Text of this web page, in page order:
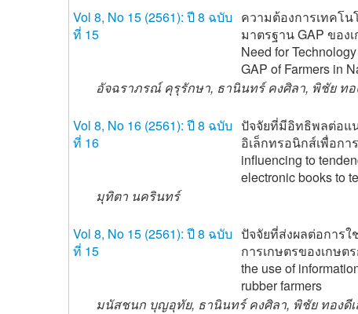
Vol 8, No 15 (2561): ปี 8 ฉบับ
ที่ 15
ความต้องการเทคโน
มาตรฐาน GAP ของ
Need for
GAP of Farmers in
อัจฉราภรณ์ คุรุรักษา, ธานินทร์ คงศิลา, พิชัย ทอ
Vol 8, No 16 (2561): ปี 8 ฉบับ
ที่ 16
ปัจจัยที่มีอิทธิพลต่อแ
อิเล็กทรอนิกส์เพื่อกา
influencing to
electronic books to
มุทิตา นครินทร์
Vol 8, No 15 (2561): ปี 8 ฉบับ
ที่ 15
ปัจจัยที่ส่งผลต่อการใ
การเกษตรของเกษต
the use of
rubber farmers
มนัสชนก บุญอุทัย, ธานินทร์ คงศิลา, พิชัย ทองดี